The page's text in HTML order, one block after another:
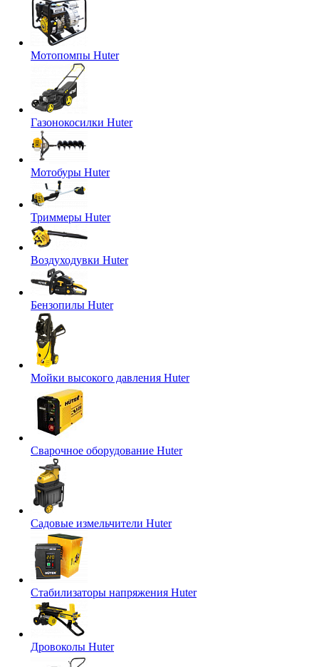
Мотопомпы Huter
Газонокосилки Huter
Мотобуры Huter
Триммеры Huter
Воздуходувки Huter
Бензопилы Huter
Мойки высокого давления Huter
Сварочное оборудование Huter
Садовые измельчители Huter
Стабилизаторы напряжения Huter
Дровоколы Huter